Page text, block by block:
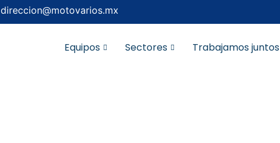
direccion@motovarios.mx
Equipos Sectores Trabajamos juntos